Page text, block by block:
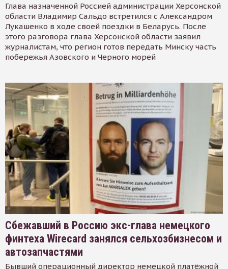
Глава назначенной Россией администрации Херсонской
области Владимир Сальдо встретился с Александром
Лукашенко в ходе своей поездки в Беларусь. После
этого разговора глава Херсонской области заявил
журналистам, что регион готов передать Минску часть
побережья Азовского и Черного морей
Сбежавший в Россию экс-глава немецкого
финтеха Wirecard занялся сельхозбизнесом и
автозапчастями
Бывший операционный директор немецкой платёжной